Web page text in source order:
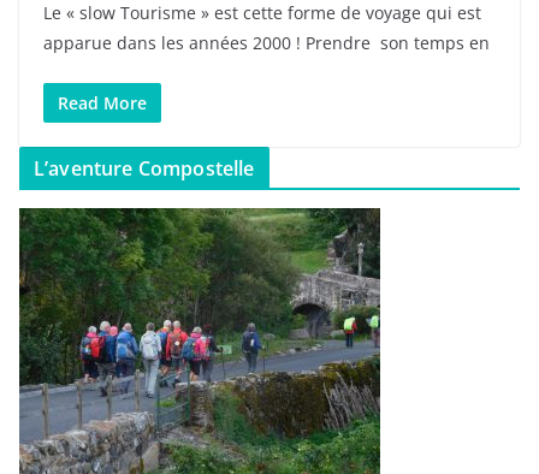
Le « slow Tourisme » est cette forme de voyage qui est
apparue dans les années 2000 ! Prendre son temps en
Read More
L’aventure Compostelle